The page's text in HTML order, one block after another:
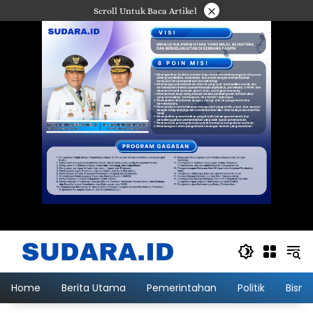
ke
Scroll Untuk Baca Artikel ×
Home Berita Utama Pemerintahan Politik